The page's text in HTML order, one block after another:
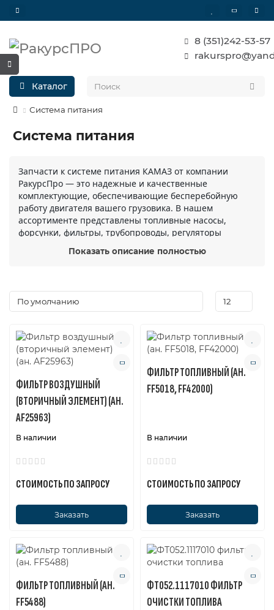
8 (351)242-53-57
Каталог
Система питания
Система питания
Запчасти к системе питания КАМАЗ от компании
РакурсПро — это надежные и качественные
комплектующие, обеспечивающие бесперебойную
работу двигателя вашего грузовика. В нашем
ассортименте представлены топливные насосы,
форсунки, фильтры, трубопроводы, регуляторы
заводским стандартам. Мы предлагаем как
долговечность системы питания в любых условиях
эксплуатации. Быстрая доставка и широкий выбор
комплектующие, минимизируя простой техники. С
РакурсПро ваш КАМАЗ всегда в отличном техническом
состоянии!
Показать описание полностью
Показать описание полностью
ФИЛЬТР ВОЗДУШНЫЙ
(ВТОРИЧНЫЙ ЭЛЕМЕНТ) (АН.
AF25963)
В наличии
СТОИМОСТЬ ПО ЗАПРОСУ
Заказать
ФИЛЬТР ТОПЛИВНЫЙ (АН.
FF5018, FF42000)
В наличии
СТОИМОСТЬ ПО ЗАПРОСУ
Заказать
ФИЛЬТР ТОПЛИВНЫЙ (АН.
FF5488)
ФТ052.1117010 ФИЛЬТР
ОЧИСТКИ ТОПЛИВА